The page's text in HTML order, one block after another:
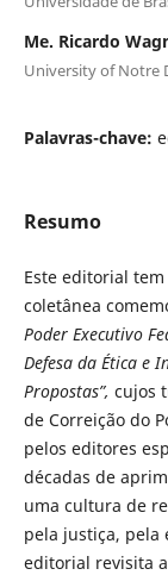
Me. Ricardo
University of Notre
Palavras-chave:
Resumo
Este editorial
coletânea
Poder Executivo
Defesa da Ética e
Propostas”, cujos
de Correição do
pelos editores
décadas de
uma cultura de
pela justiça, pela
editorial revisita